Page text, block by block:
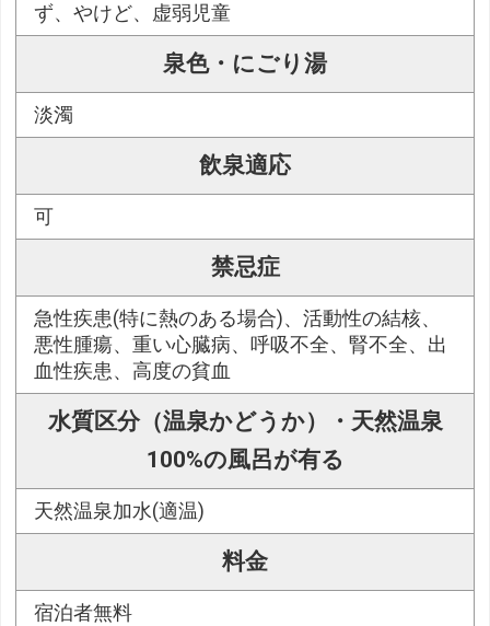
ず、やけど、虚弱児童
泉色・にごり湯
淡濁
飲泉適応
可
禁忌症
急性疾患(特に熱のある場合)、活動性の結核、
悪性腫瘍、重い心臓病、呼吸不全、腎不全、出
血性疾患、高度の貧血
水質区分（温泉かどうか）・天然温泉
100%の風呂が有る
天然温泉加水(適温)
料金
宿泊者無料